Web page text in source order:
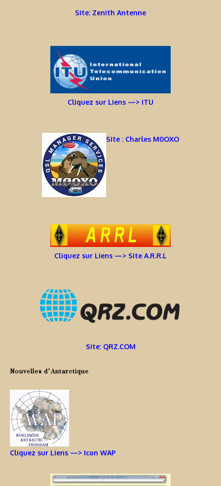
Site: Zenith Antenne
Cliquez sur Liens —> ITU
Site : Charles M0OXO
Cliquez sur Liens —> Site A.R.R.L
Site: QRZ.COM
Nouvelles d’Antarctique
Cliquez sur Liens —> Icon WAP